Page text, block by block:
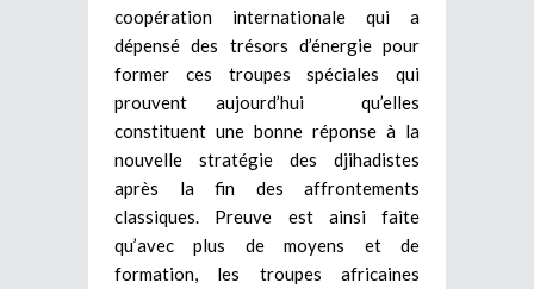
coopération internationale qui a
dépensé des trésors d’énergie pour
former ces troupes spéciales qui
prouvent aujourd’hui qu’elles
constituent une bonne réponse à la
nouvelle stratégie des djihadistes
après la fin des affrontements
classiques. Preuve est ainsi faite
qu’avec plus de moyens et de
formation, les troupes africaines